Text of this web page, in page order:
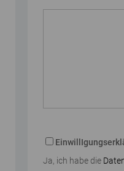
Ja, ich habe die